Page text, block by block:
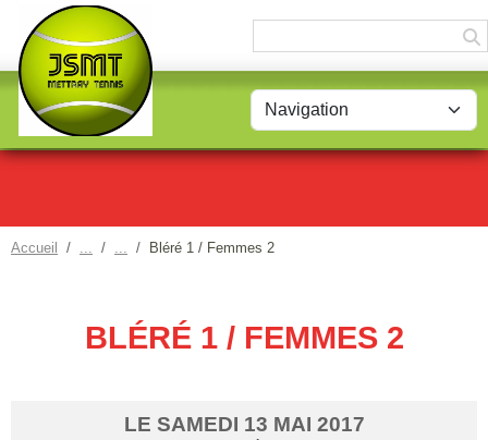
Accueil Bléré 1 / Femmes 2
BLÉRÉ 1 / FEMMES 2
LE SAMEDI 13 MAI 2017
Panneau de gestion des cookies